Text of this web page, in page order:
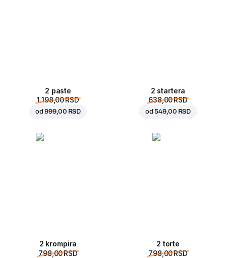
2 paste
1.198,00 RSD
od999,00 RSD
2 startera
638,00 RSD
od549,00 RSD
2 krompira
798,00 RSD
2 torte
798,00 RSD